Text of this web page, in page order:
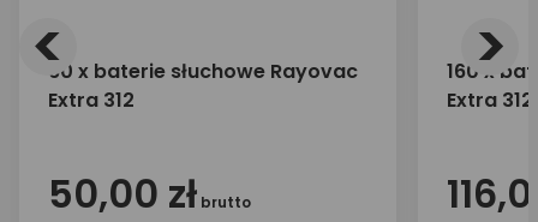
60 x baterie słuchowe Rayovac
Extra 312
50,00 zł brutto
160 x
Extra 312
< >